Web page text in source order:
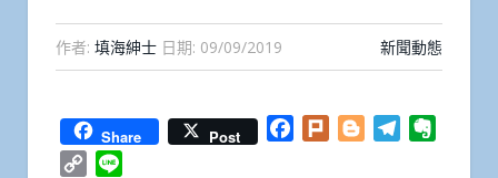
作者: 填海紳士 日期: 09/09/2019 新聞動態
Share Post Facebook
Plurk BloggerTelegram
Copy